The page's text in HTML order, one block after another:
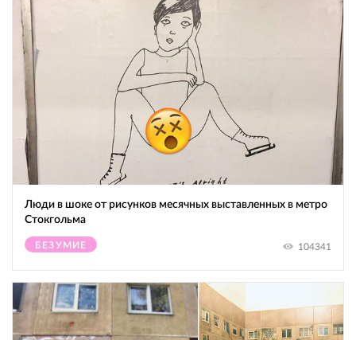
Люди в шоке от рисунков месячных выставленных в метро
Стокгольма
БЕЗУМИЕ 104341